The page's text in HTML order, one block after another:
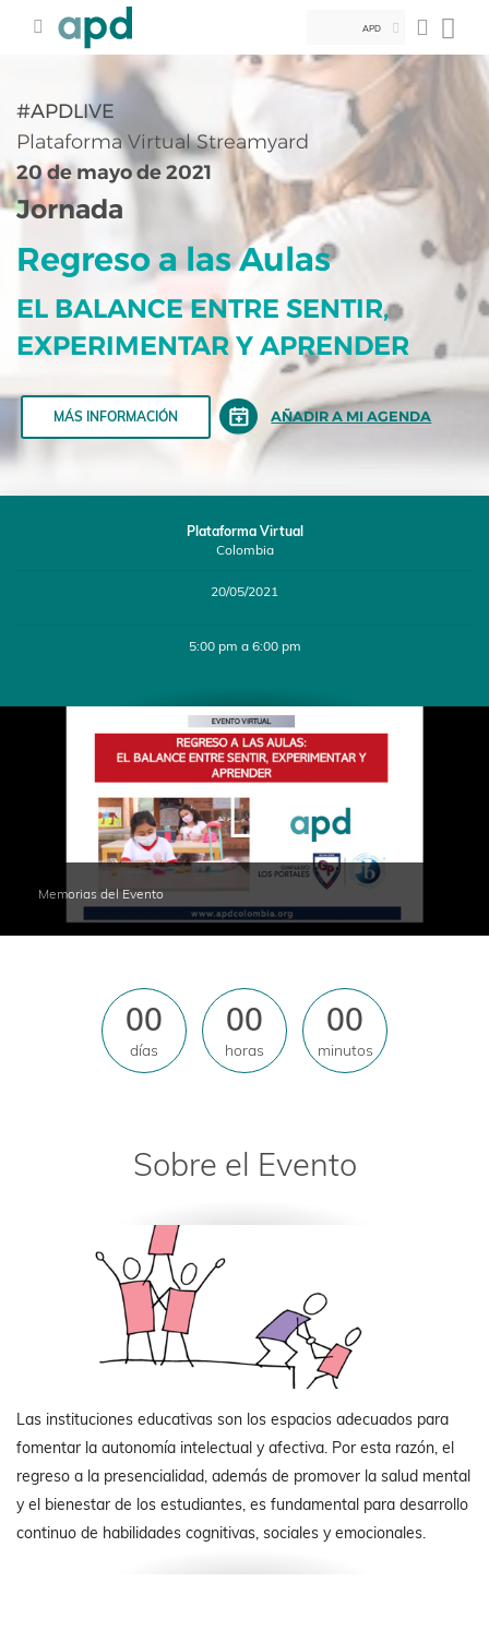
APD
#APDLIVE
Plataforma Virtual Streamyard
20 de mayo de 2021
Jornada
Regreso a las Aulas
EL BALANCE ENTRE SENTIR,
EXPERIMENTAR Y APRENDER
MÁS INFORMACIÓN AÑADIR A MI AGENDA
Plataforma Virtual
Colombia
20/05/2021
5:00 pm a 6:00 pm
Memorias del Evento
00
días
00
horas
00
minutos
Sobre el Evento
Las instituciones educativas son los espacios adecuados para
fomentar la autonomía intelectual y afectiva. Por esta razón, el
regreso a la presencialidad, además de promover la salud mental
y el bienestar de los estudiantes, es fundamental para desarrollo
continuo de habilidades cognitivas, sociales y emocionales.